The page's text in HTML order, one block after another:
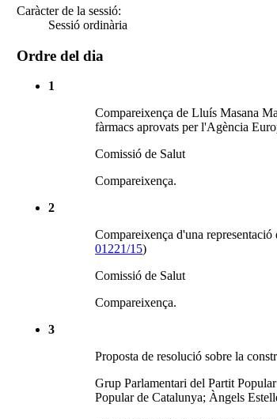
Caràcter de la sessió:
Sessió ordinària
Ordre del dia
1
Compareixença de Lluís Masana
fàrmacs aprovats per l'Agència
Comissió de Salut
Compareixença.
2
Compareixença d'una
01221/15)
Comissió de Salut
Compareixença.
3
Proposta de resolució sobre la
Grup Parlamentari del Partit
Popular de Catalunya; Àngels